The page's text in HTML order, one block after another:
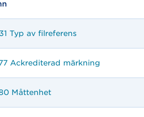
Typ av filreferens
Ackrediterad märkning
Måttenhet